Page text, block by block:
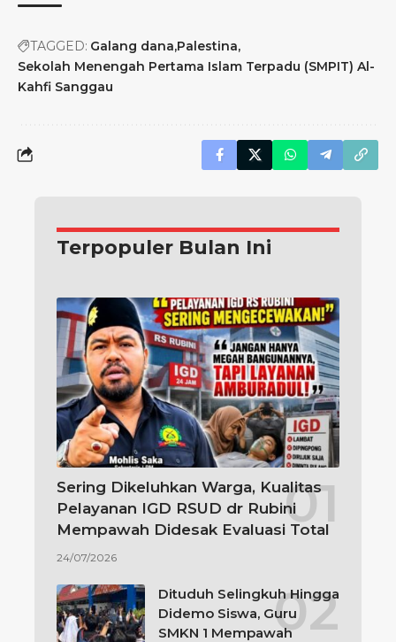
TAGGED: Galang dana Palestina
Sekolah Menengah Pertama Islam Terpadu (SMPIT) Al-
Kahfi Sanggau
Terpopuler Bulan Ini
Sering Dikeluhkan Warga, Kualitas
Pelayanan IGD RSUD dr Rubini
Mempawah Didesak Evaluasi Total
24/07/2026
Dituduh Selingkuh Hingga
Didemo Siswa, Guru
SMKN 1 Mempawah